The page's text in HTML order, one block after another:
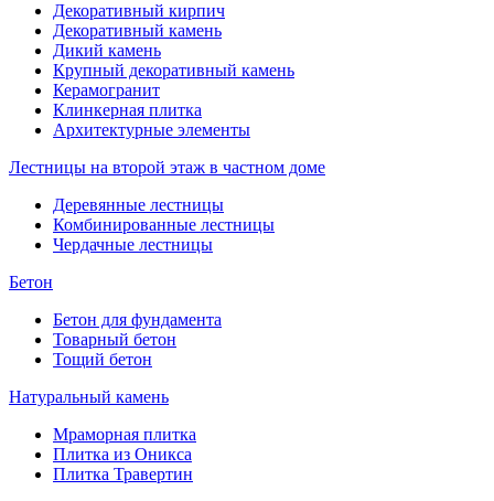
Декоративный кирпич
Декоративный камень
Дикий камень
Крупный декоративный камень
Керамогранит
Клинкерная плитка
Архитектурные элементы
Лестницы на второй этаж в частном доме
Деревянные лестницы
Комбинированные лестницы
Чердачные лестницы
Бетон
Бетон для фундамента
Товарный бетон
Тощий бетон
Натуральный камень
Мраморная плитка
Плитка из Оникса
Плитка Травертин